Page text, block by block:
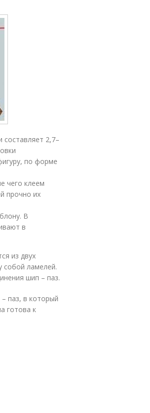
2,7–
по форме
чего клеем
прочно их
В
в
из двух
собой ламелей.
шип – паз.
паз, в который
готова к